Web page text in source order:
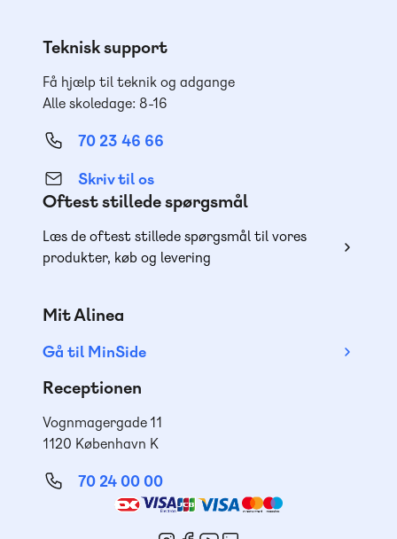
Teknisk support
Få hjælp til teknik og adgange
Alle skoledage: 8-16
70 23 46 66
Skriv til os
Oftest stillede spørgsmål
Læs de oftest stillede spørgsmål til vores
produkter, køb og levering
Mit Alinea
Gå til MinSide
Receptionen
Vognmagergade 11
1120 København K
70 24 00 00